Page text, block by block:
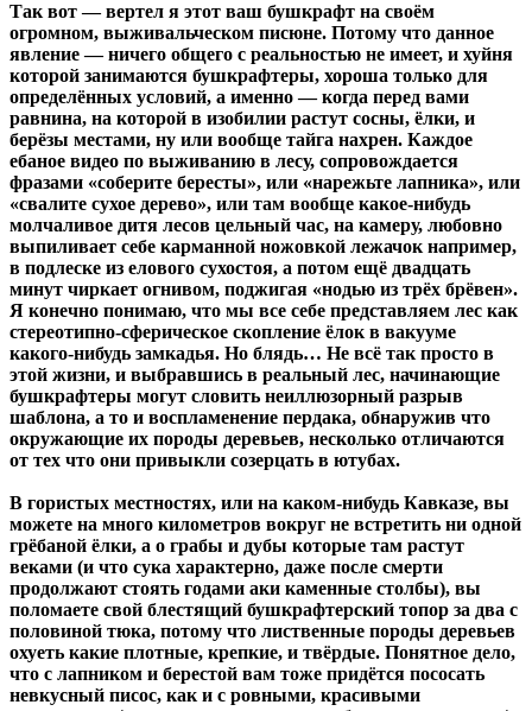
Так вот — вертел я этот ваш бушкрафт на своём
огромном, выживальческом писюне. Потому что данное
явление — ничего общего с реальностью не имеет, и хуйня
которой занимаются бушкрафтеры, хороша только для
определённых условий, а именно — когда перед вами
равнина, на которой в изобилии растут сосны, ёлки, и
берёзы местами, ну или вообще тайга нахрен. Каждое
ебаное видео по выживанию в лесу, сопровождается
фразами «соберите бересты», или «нарежьте лапника», или
«свалите сухое дерево», или там вообще какое-нибудь
молчаливое дитя лесов цельный час, на камеру, любовно
выпиливает себе карманной ножовкой лежачок например,
в подлеске из елового сухостоя, а потом ещё двадцать
минут чиркает огнивом, поджигая «нодью из трёх брёвен».
Я конечно понимаю, что мы все себе представляем лес как
стереотипно-сферическое скопление ёлок в вакууме
какого-нибудь замкадья. Но блядь… Не всё так просто в
этой жизни, и выбравшись в реальный лес, начинающие
бушкрафтеры могут словить неиллюзорный разрыв
шаблона, а то и воспламенение пердака, обнаружив что
окружающие их породы деревьев, несколько отличаются
от тех что они привыкли созерцать в ютубах.
В гористых местностях, или на каком-нибудь Кавказе, вы
можете на много километров вокруг не встретить ни одной
грёбаной ёлки, а о грабы и дубы которые там растут
веками (и что сука характерно, даже после смерти
продолжают стоять годами аки каменные столбы), вы
поломаете свой блестящий бушкрафтерский топор за два с
половиной тюка, потому что лиственные породы деревьев
охуеть какие плотные, крепкие, и твёрдые. Понятное дело,
что с лапником и берестой вам тоже придётся пососать
невкусный писос, как и с ровными, красивыми